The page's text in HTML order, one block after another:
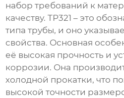
набор требований к
качеству. TP321 – это
типа трубы, и оно
свойства. Основная
её высокая прочность и
коррозии. Она
холодной прокатки, что
высокой точности